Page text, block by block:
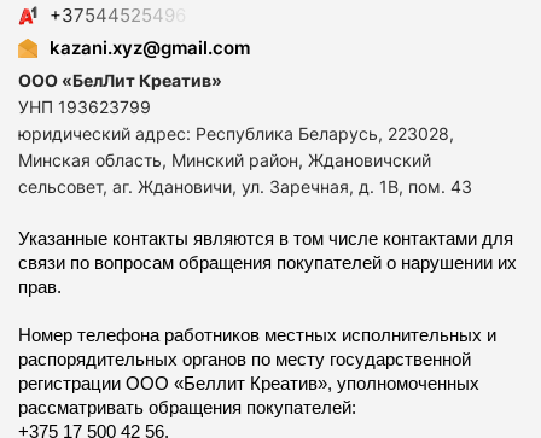
+3754452549
kazani.xyz@gmail.com
ООО «БелЛит Креатив»
УНП 193623799
юридический адрес: Республика Беларусь, 223028,
Минская область, Минский район, Ждановичский
сельсовет, аг. Ждановичи, ул. Заречная, д. 1В, пом. 43
Указанные контакты являются в том числе контактами для
связи по вопросам обращения покупателей о нарушении их
прав.
Номер телефона работников местных исполнительных и
распорядительных органов по месту государственной
регистрации ООО «Беллит Креатив», уполномоченных
рассматривать обращения покупателей:
+375 17 500 42 56.